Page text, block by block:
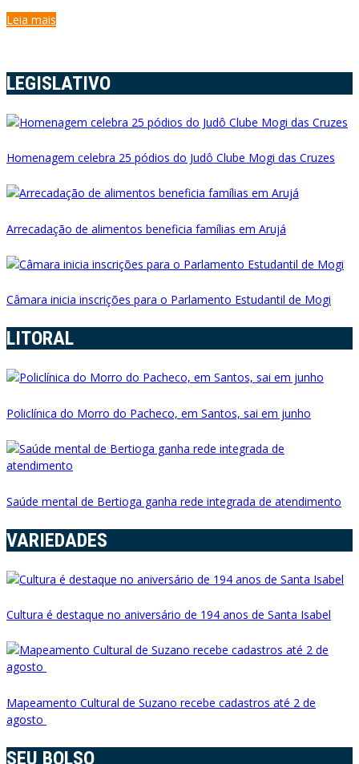
Leia mais
LEGISLATIVO
Homenagem celebra 25 pódios do Judô Clube Mogi das Cruzes
Arrecadação de alimentos beneficia famílias em Arujá
Câmara inicia inscrições para o Parlamento Estudantil de Mogi
LITORAL
Policlínica do Morro do Pacheco, em Santos, sai em junho
Saúde mental de Bertioga ganha rede integrada de atendimento
VARIEDADES
Cultura é destaque no aniversário de 194 anos de Santa Isabel
Mapeamento Cultural de Suzano recebe cadastros até 2 de
agosto
SEU BOLSO